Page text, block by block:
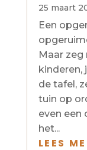
25 maart
Een
Maar zeg
kinderen,
de tafel,
tuin op
even een
het...
LEES